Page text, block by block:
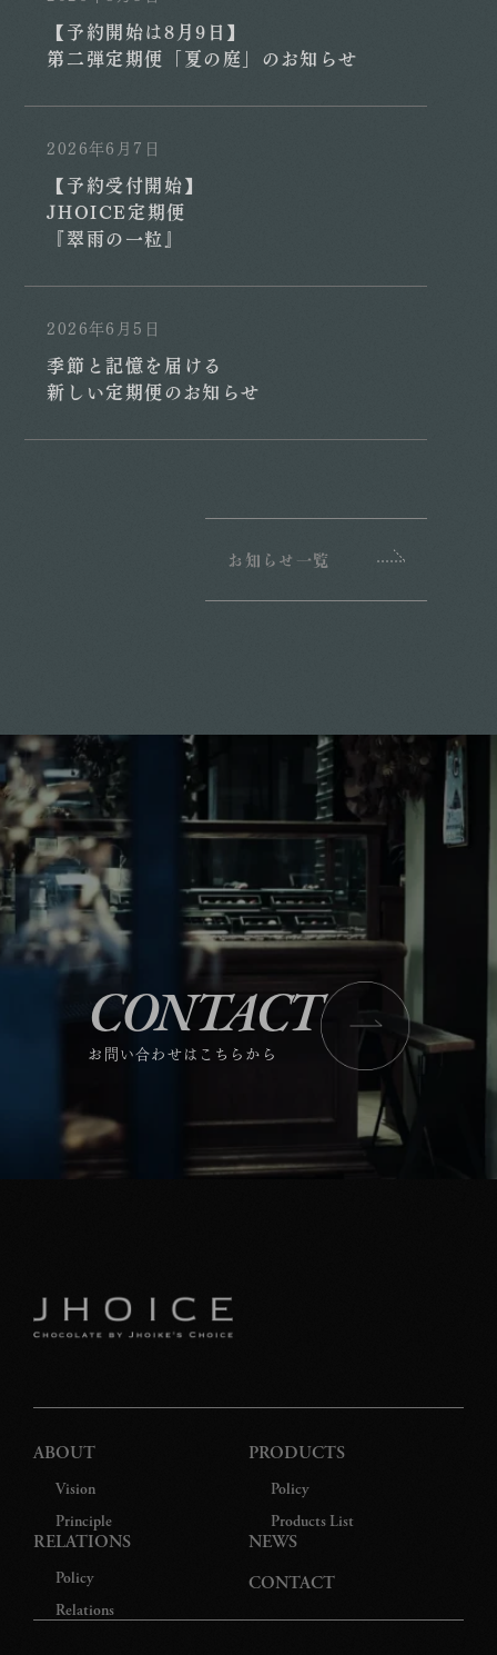
【予約開始は8月9日】
第二弾定期便「夏の庭」のお知らせ
2026年6月7日
【予約受付開始】
JHOICE定期便
『翠雨の一粒』
2026年6月5日
季節と記憶を届ける
新しい定期便のお知らせ
お知らせ一覧
CONTACT
お問い合わせはこちらから
ABOUT
Vision
Principle
PRODUCTS
Policy
Products List
RELATIONS
Policy
Relations
NEWS
CONTACT